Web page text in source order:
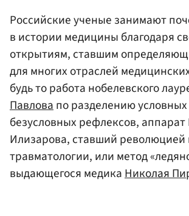
Российские ученые занимают
в истории медицины благодаря
открытиям, ставшим
для многих отраслей
будь то работа нобелевского
Павловапо разделению
безусловных рефлексов, аппарат
Илизарова, ставший революцией
травматологии, или метод
выдающегося медикаНиколая